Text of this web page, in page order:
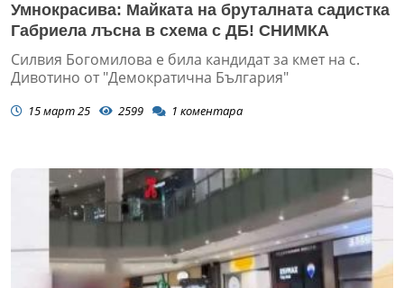
Умнокрасива: Майката на бруталната садистка
Габриела лъсна в схема с ДБ! СНИМКА
Силвия Богомилова е била кандидат за кмет на с.
Дивотино от "Демократична България"
15 март 25 2599 1 коментара